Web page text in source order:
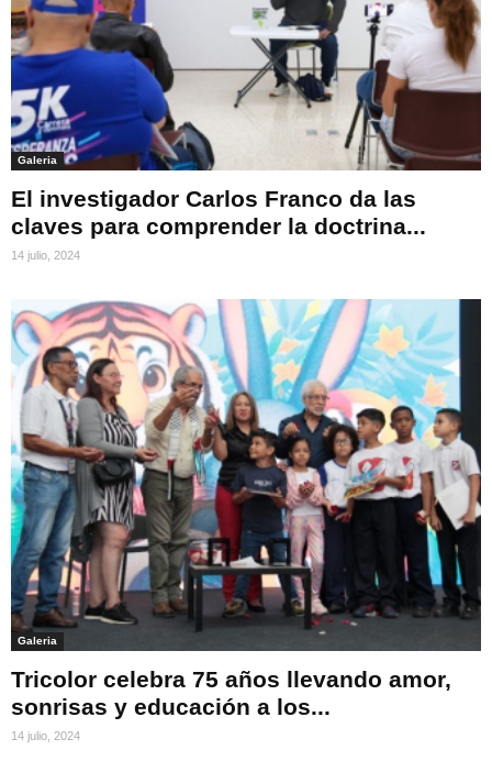
Galeria
El investigador Carlos Franco da las
claves para comprender la doctrina...
14 julio, 2024
Galeria
Tricolor celebra 75 años llevando amor,
sonrisas y educación a los...
14 julio, 2024